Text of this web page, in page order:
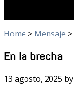
Home > Mensaje >
En la brecha
13 agosto, 2025 by